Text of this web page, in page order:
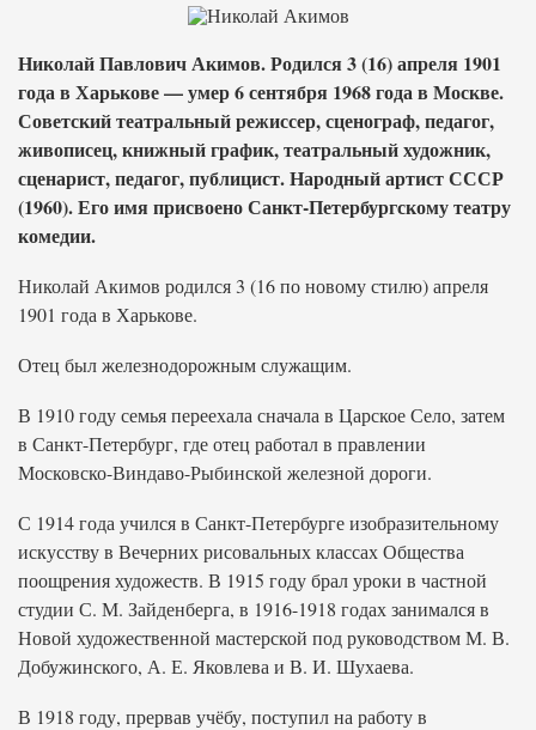
Николай Павлович Акимов. Родился 3 (16) апреля 1901
года в Харькове — умер 6 сентября 1968 года в Москве.
Советский театральный режиссер, сценограф, педагог,
живописец, книжный график, театральный художник,
сценарист, педагог, публицист. Народный артист СССР
(1960). Его имя присвоено Санкт-Петербургскому театру
комедии.
Николай Акимов родился 3 (16 по новому стилю) апреля
1901 года в Харькове.
Отец был железнодорожным служащим.
В 1910 году семья переехала сначала в Царское Село, затем
в Санкт-Петербург, где отец работал в правлении
Московско-Виндаво-Рыбинской железной дороги.
С 1914 года учился в Санкт-Петербурге изобразительному
искусству в Вечерних рисовальных классах Общества
поощрения художеств. В 1915 году брал уроки в частной
студии С. М. Зайденберга, в 1916-1918 годах занимался в
Новой художественной мастерской под руководством М. В.
Добужинского, А. Е. Яковлева и В. И. Шухаева.
В 1918 году, прервав учёбу, поступил на работу в